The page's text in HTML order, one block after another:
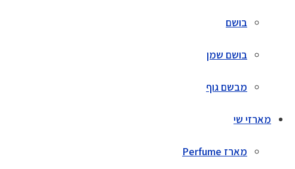
בושם
בושם שמן
מבשם גוף
מארזי שי
מארז Perfume